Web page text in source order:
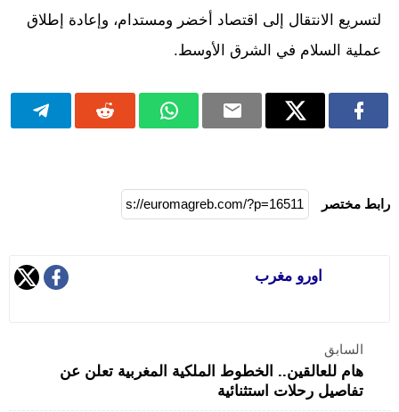
لتسريع الانتقال إلى اقتصاد أخضر ومستدام، وإعادة إطلاق
عملية السلام في الشرق الأوسط.
رابط مختصر
اورو مغرب
السابق
هام للعالقين.. الخطوط الملكية المغربية تعلن عن
تفاصيل رحلات استثنائية